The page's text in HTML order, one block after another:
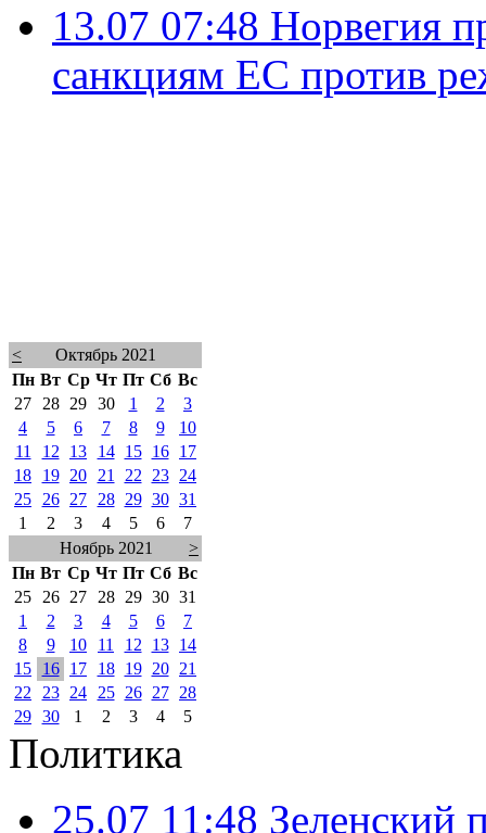
13.07 07:48 Норвегия
санкциям ЕС против
<
Октябрь 2021
Пн Вт Ср Чт Пт Сб Вс
27
28 29 30 1 2
3
4
5 6 7 8 9
10
11
12 13 14 15 16
17
18
19 20 21 22 23
24
25
26 27 28 29 30 31
1
2 3 4 5 6
7
Ноябрь 2021
>
Пн Вт Ср Чт Пт Сб Вс
25
26 27 28 29 30 31
1
2 3 4 5 6
7
8
9 10 11 12 13
14
15
16 17 18 19 20
21
22
23 24 25 26 27
28
29 30 1 2 3 4 5
Политика
25.07 11:48 Зеленский